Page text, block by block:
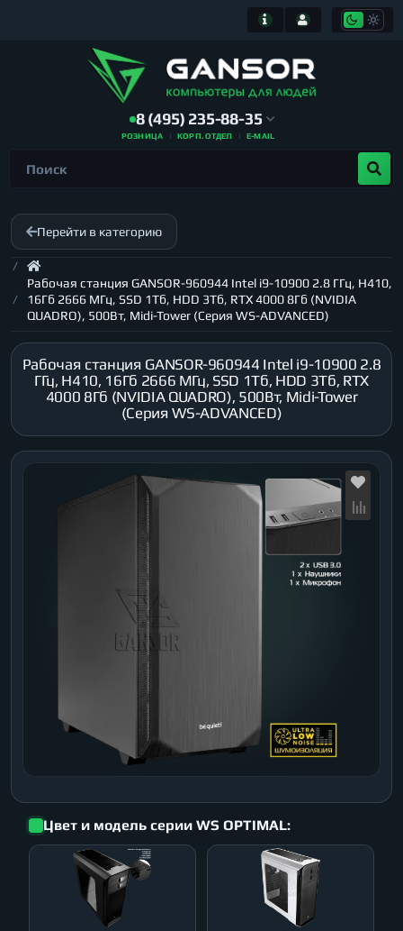
8 (495) 235-88-35
РОЗНИЦА КОРП. ОТДЕЛ E-MAIL
Перейти в категорию
Рабочая станция GANSOR-960944 Intel i9-10900 2.8 ГГц, H410,
16Гб 2666 МГц, SSD 1Тб, HDD 3Тб, RTX 4000 8Гб (NVIDIA
QUADRO), 500Вт, Midi-Tower (Серия WS-ADVANCED)
Рабочая станция GANSOR-960944 Intel i9-10900 2.8
ГГц, H410, 16Гб 2666 МГц, SSD 1Тб, HDD 3Тб, RTX
4000 8Гб (NVIDIA QUADRO), 500Вт, Midi-Tower
(Серия WS-ADVANCED)
Цвет и модель серии WS OPTIMAL: